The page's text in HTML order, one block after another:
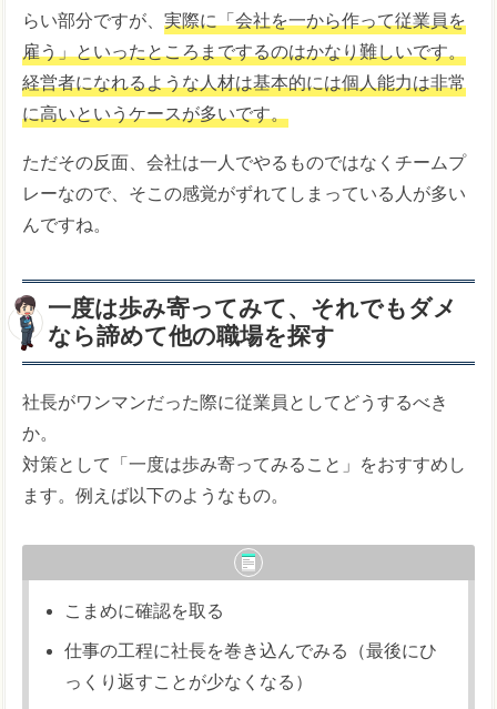
らい部分ですが、 実際に「会社を一から作って従業員を
雇う」といったところまでするのはかなり難しいです。
経営者になれるような人材は基本的には個人能力は非常
に高いというケースが多いです。
ただその反面、会社は一人でやるものではなくチームプ
レーなので、そこの感覚がずれてしまっている人が多い
んですね。
一度は歩み寄ってみて、それでもダメ
なら諦めて他の職場を探す
社長がワンマンだった際に従業員としてどうするべき
か。
対策として「一度は歩み寄ってみること」をおすすめし
ます。例えば以下のようなもの。
こまめに確認を取る
仕事の工程に社長を巻き込んでみる（最後にひ
っくり返すことが少なくなる）